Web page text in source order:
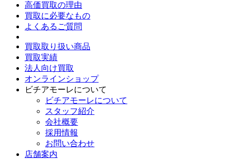
高価買取の理由
買取に必要なもの
よくあるご質問
買取取り扱い商品
買取実績
法人向け買取
オンラインショップ
ビチアモーレについて
ビチアモーレについて
スタッフ紹介
会社概要
採用情報
お問い合わせ
店舗案内